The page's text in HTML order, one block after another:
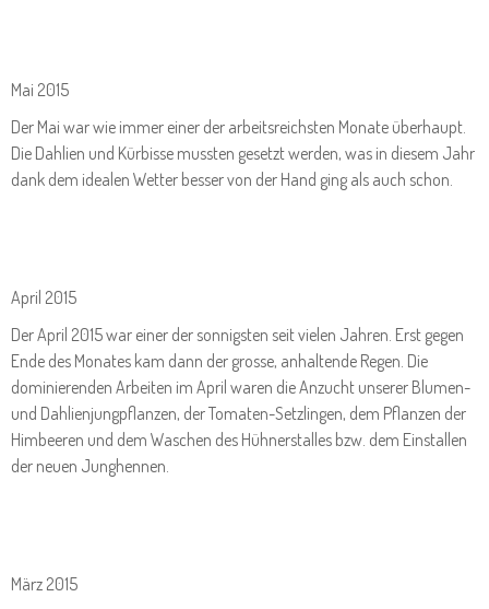
Mai 2015
Der Mai war wie immer einer der arbeitsreichsten Monate überhaupt.
Die Dahlien und Kürbisse mussten gesetzt werden, was in diesem Jahr
dank dem idealen Wetter besser von der Hand ging als auch schon.
April 2015
Der April 2015 war einer der sonnigsten seit vielen Jahren. Erst gegen
Ende des Monates kam dann der grosse, anhaltende Regen. Die
dominierenden Arbeiten im April waren die Anzucht unserer Blumen-
und Dahlienjungpflanzen, der Tomaten-Setzlingen, dem Pflanzen der
Himbeeren und dem Waschen des Hühnerstalles bzw. dem Einstallen
der neuen Junghennen.
März 2015